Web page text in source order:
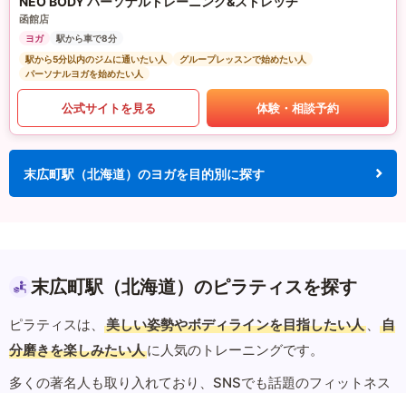
函館店
ヨガ
駅から車で8分
駅から5分以内のジムに通いたい人
グループレッスンで始めたい人
パーソナルヨガを始めたい人
公式サイトを見る 体験・相談予約
末広町駅（北海道）のヨガを目的別に探す
末広町駅（北海道）のピラティスを探す
ピラティスは、 美しい姿勢やボディラインを目指したい人 、
自
分磨きを楽しみたい人に人気のトレーニングです。
多くの著名人も取り入れており、SNSでも話題のフィットネス